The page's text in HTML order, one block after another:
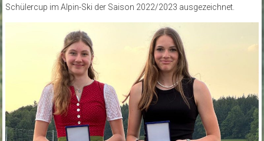
Schülercup im Alpin-Ski der Saison 2022/2023 ausgezeichnet.